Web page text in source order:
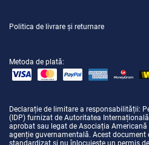
Politica de livrare și returnare
Metoda de plată:
Declarație de limitare a responsabilității:
(IDP) furnizat de Autoritatea
aprobat sau legat de Asociația
agenție guvernamentală. Acest document
standardizat și nu înlocuiește un permis